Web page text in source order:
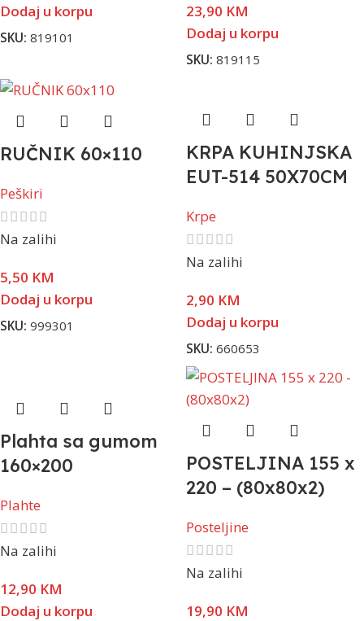
Dodaj u korpu
SKU: 819101
23,90 KM
Dodaj u korpu
SKU: 819115
RUČNIK 60×110
Peškiri
Na zalihi
5,50 KM
Dodaj u korpu
SKU: 999301
KRPA KUHINJSKA
EUT-514 50X70CM
Krpe
Na zalihi
2,90 KM
Dodaj u korpu
SKU: 660653
Plahta sa gumom
160×200
Plahte
Na zalihi
12,90 KM
Dodaj u korpu
POSTELJINA 155 x
220 – (80x80x2)
Posteljine
Na zalihi
19,90 KM